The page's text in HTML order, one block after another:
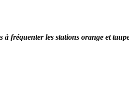
à fréquenter les stations orange et